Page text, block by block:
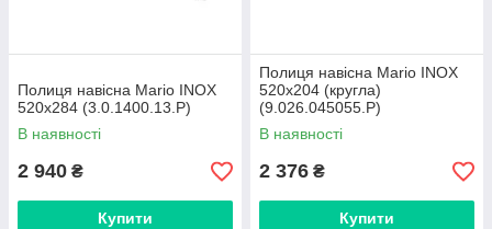
Полиця навісна Mario INOX
520х284 (3.0.1400.13.P)
В наявності
2 940 ₴
Купити
Полиця навісна Mario INOX
520х204 (кругла)
(9.026.045055.P)
В наявності
2 376 ₴
Купити